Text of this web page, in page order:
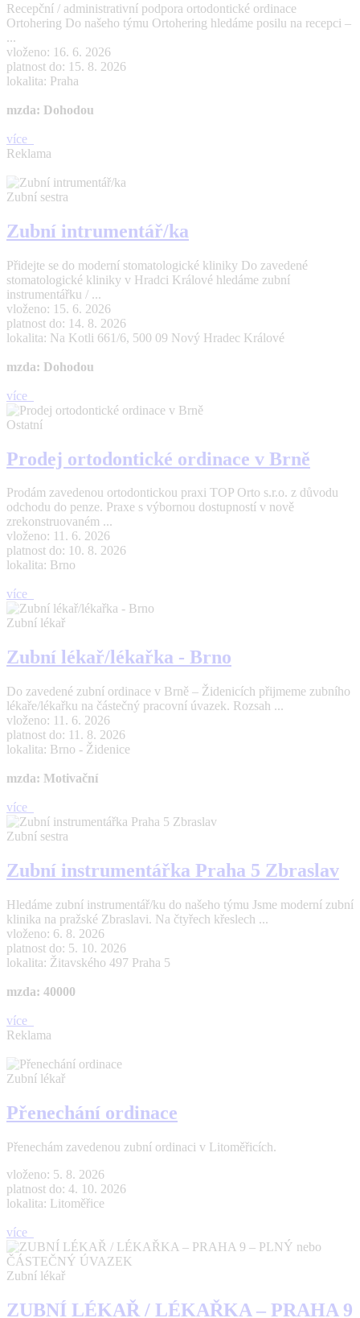
Recepční / administrativní podpora ortodontické ordinace
Ortohering Do našeho týmu Ortohering hledáme posilu na recepci –
...
vloženo: 16. 6. 2026
platnost do: 15. 8. 2026
lokalita: Praha
mzda: Dohodou
více
Reklama
Zubní sestra
Zubní intrumentář/ka
Přidejte se do moderní stomatologické kliniky Do zavedené
stomatologické kliniky v Hradci Králové hledáme zubní
instrumentářku / ...
vloženo: 15. 6. 2026
platnost do: 14. 8. 2026
lokalita: Na Kotli 661/6, 500 09 Nový Hradec Králové
mzda: Dohodou
více
Ostatní
Prodej ortodontické ordinace v Brně
Prodám zavedenou ortodontickou praxi TOP Orto s.r.o. z důvodu
odchodu do penze. Praxe s výbornou dostupností v nově
zrekonstruovaném ...
vloženo: 11. 6. 2026
platnost do: 10. 8. 2026
lokalita: Brno
více
Zubní lékař
Zubní lékař/lékařka - Brno
Do zavedené zubní ordinace v Brně – Židenicích přijmeme zubního
lékaře/lékařku na částečný pracovní úvazek. Rozsah ...
vloženo: 11. 6. 2026
platnost do: 11. 8. 2026
lokalita: Brno - Židenice
mzda: Motivační
více
Zubní sestra
Zubní instrumentářka Praha 5 Zbraslav
Hledáme zubní instrumentář/ku do našeho týmu Jsme moderní zubní
klinika na pražské Zbraslavi. Na čtyřech křeslech ...
vloženo: 6. 8. 2026
platnost do: 5. 10. 2026
lokalita: Žitavského 497 Praha 5
mzda: 40000
více
Reklama
Zubní lékař
Přenechání ordinace
Přenechám zavedenou zubní ordinaci v Litoměřicích.
vloženo: 5. 8. 2026
platnost do: 4. 10. 2026
lokalita: Litoměřice
více
Zubní lékař
ZUBNÍ LÉKAŘ / LÉKAŘKA – PRAHA 9